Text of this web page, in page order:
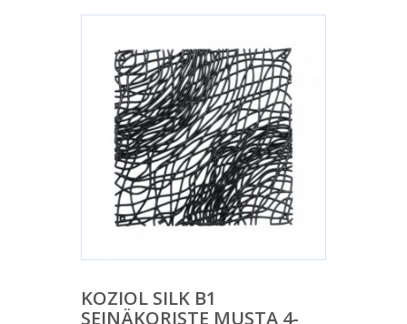
KOZIOL SILK B1
SEINÄKORISTE MUSTA 4-